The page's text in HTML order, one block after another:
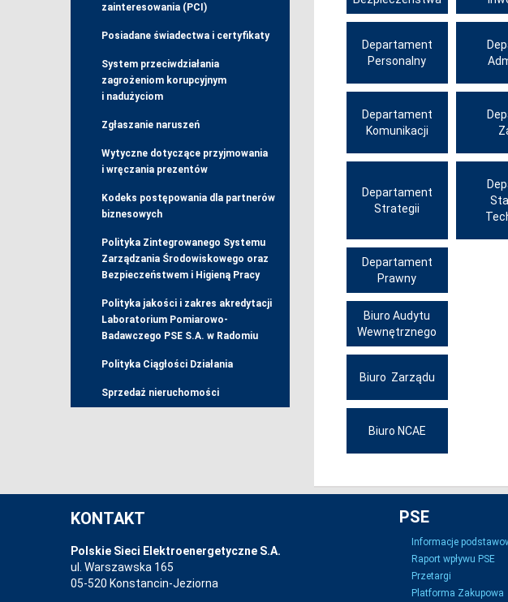
zainteresowania (PCI)
Posiadane świadectwa i certyfikaty
System przeciwdziałania
zagrożeniom korupcyjnym
i nadużyciom
Zgłaszanie naruszeń
Wytyczne dotyczące przyjmowania
i wręczania prezentów
Kodeks postępowania dla partnerów
biznesowych
Polityka Zintegrowanego Systemu
Zarządzania Środowiskowego oraz
Bezpieczeństwem i Higieną Pracy
Polityka jakości i zakres akredytacji
Laboratorium Pomiarowo-
Badawczego PSE S.A. w Radomiu
Polityka Ciągłości Działania
Sprzedaż nieruchomości
Departament
Personalny
Departament
Komunikacji
Departament
Strategii
Departament
Prawny
Biuro Audytu
Wewnętrznego
Biuro Zarządu
Biuro NCAE
KONTAKT
Polskie Sieci Elektroenergetyczne S.A.
ul. Warszawska 165
05-520 Konstancin-Jeziorna
PSE
Informacje
Raport wpływu PSE
Przetargi
Platforma Zakupowa